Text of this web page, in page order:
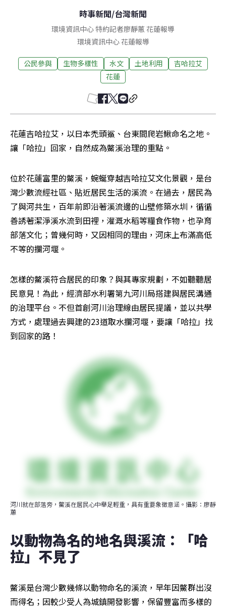
時事新聞/台灣新聞
環境資訊中心 特約記者廖靜蕙 花蓮報導
環境資訊中心 花蓮報導
公民參與 生物多樣性 水文 土地利用
吉哈拉艾
花蓮
花蓮吉哈拉艾，以日本禿頭鯊、台東間爬岩鰍命名之地。
讓「哈拉」回家，自然成為鱉溪治理的重點。
位於花蓮富里的鱉溪，蜿蜒穿越吉哈拉艾文化景觀，是台
灣少數流經社區、貼近居民生活的溪流。在過去，居民為
了與河共生，百年前即沿著溪流邊的山壁修築水圳，循循
善誘著潔淨溪水流到田裡，灌溉水稻等糧食作物，也孕育
部落文化；曾幾何時，又因相同的理由，河床上布滿高低
不等的攔河堰。
怎樣的鱉溪符合居民的印象？與其專家規劃，不如聽聽居
民意見！為此，經濟部水利署第九河川局搭建與居民溝通
的治理平台。不但首創河川治理線由居民提議，並以共學
方式，處理過去興建的23道取水攔河堰，要讓「哈拉」找
到回家的路！
河川就在部落旁，鱉溪在居民心中舉足輕重，具有重要象徵意涵。攝影：廖靜
蕙
以動物為名的地名與溪流：「哈
拉」不見了
鱉溪是台灣少數幾條以動物命名的溪流，早年因鱉群出沒
而得名；因較少受人為城鎮開發影響，保留豐富而多樣的